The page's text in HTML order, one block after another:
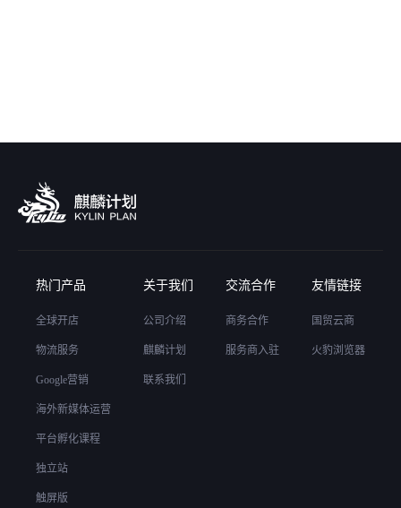
热门产品
全球开店
物流服务
Google营销
海外新媒体运营
平台孵化课程
独立站
触屏版
关于我们
公司介绍
麒麟计划
联系我们
交流合作
商务合作
服务商入驻
友情链接
国贸云商
火豹浏览器